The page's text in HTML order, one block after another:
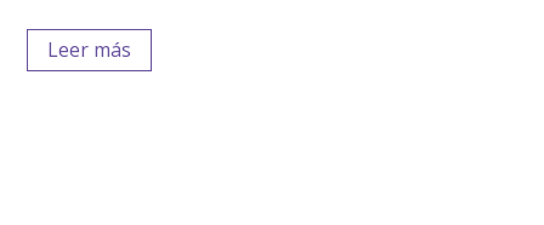
Leer más